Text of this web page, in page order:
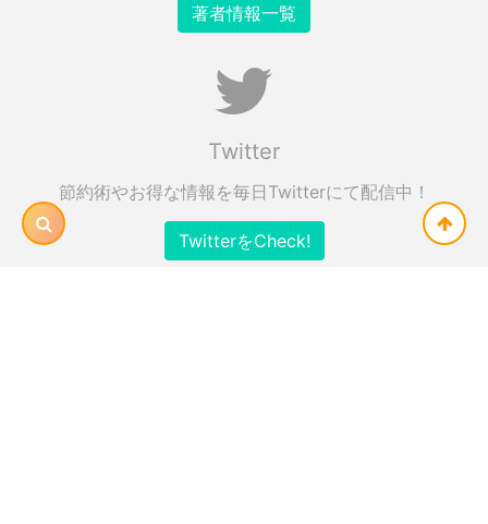
著者情報一覧
Twitter
節約術やお得な情報を毎日Twitterにて配信中！
TwitterをCheck!